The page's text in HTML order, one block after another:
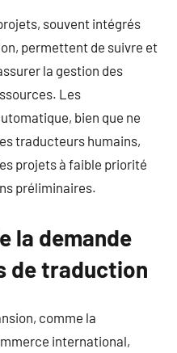
souvent intégrés
permettent de suivre et
la gestion des
Les
bien que ne
traducteurs humains,
projets à faible priorité
préliminaires.
la demande
de traduction
comme la
international,